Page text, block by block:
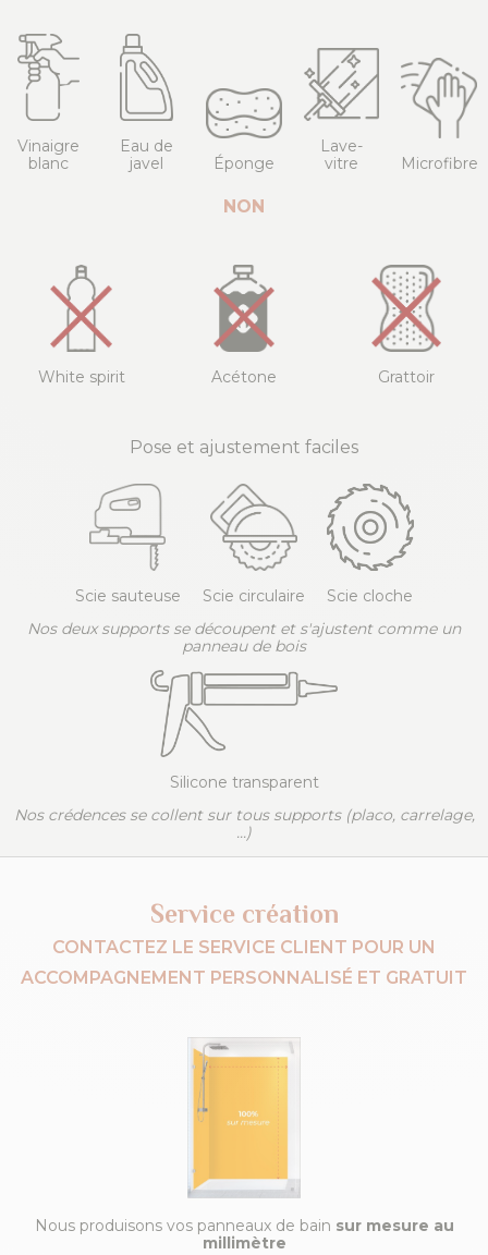
Vinaigre
blanc
Eau de
javel
Éponge
Lave-
vitre
Microfibre
NON
White spirit Acétone Grattoir
Pose et ajustement faciles
Scie sauteuse Scie circulaire
Scie cloche
Nos deux supports se découpent et s'ajustent comme un
panneau de bois
Silicone transparent
Nos crédences se collent sur tous supports (placo, carrelage,
...)
Service création
CONTACTEZ LE SERVICE CLIENT POUR UN
ACCOMPAGNEMENT PERSONNALISÉ ET GRATUIT
Nous produisons vos panneaux de bain sur mesure au
millimètre